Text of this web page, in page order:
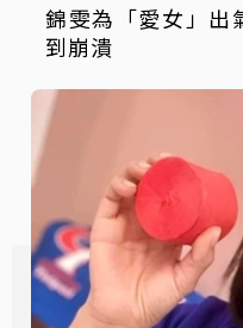
錦雯為「愛女」出
到崩潰